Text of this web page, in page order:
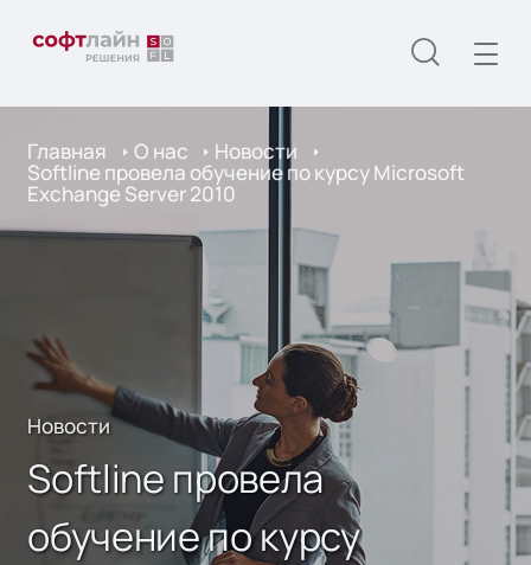
Главная О нас Новости
Softline провела обучение по курсу Microsoft
Exchange Server 2010
Новости
Softline провела
обучение по курсу